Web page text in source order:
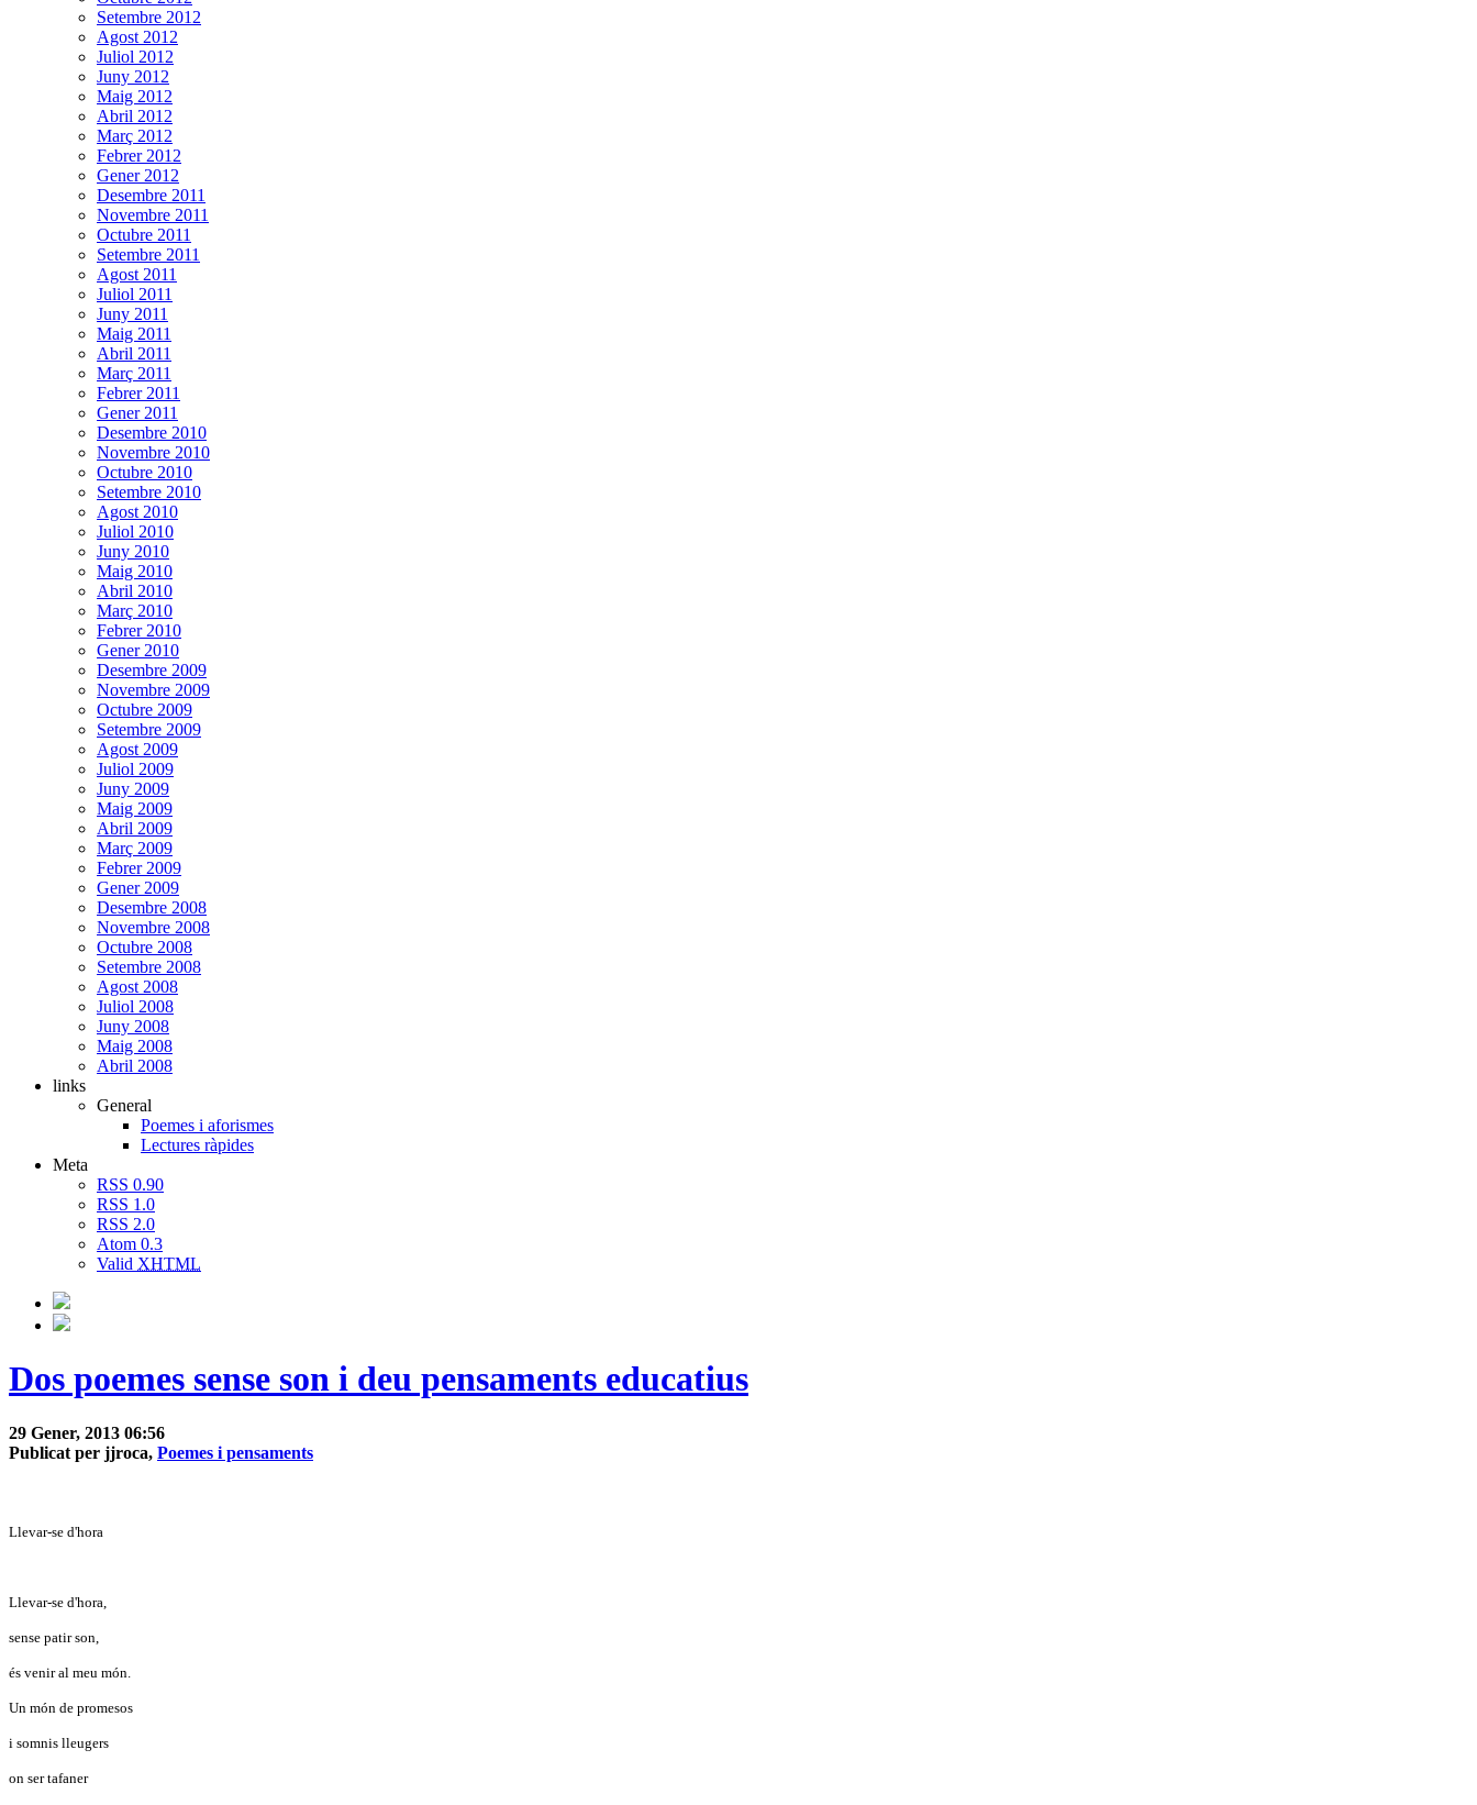
Setembre 2012
Agost 2012
Juliol 2012
Juny 2012
Maig 2012
Abril 2012
Març 2012
Febrer 2012
Gener 2012
Desembre 2011
Novembre 2011
Octubre 2011
Setembre 2011
Agost 2011
Juliol 2011
Juny 2011
Maig 2011
Abril 2011
Març 2011
Febrer 2011
Gener 2011
Desembre 2010
Novembre 2010
Octubre 2010
Setembre 2010
Agost 2010
Juliol 2010
Juny 2010
Maig 2010
Abril 2010
Març 2010
Febrer 2010
Gener 2010
Desembre 2009
Novembre 2009
Octubre 2009
Setembre 2009
Agost 2009
Juliol 2009
Juny 2009
Maig 2009
Abril 2009
Març 2009
Febrer 2009
Gener 2009
Desembre 2008
Novembre 2008
Octubre 2008
Setembre 2008
Agost 2008
Juliol 2008
Juny 2008
Maig 2008
Abril 2008
links
General
Poemes i aforismes
Lectures ràpides
Meta
RSS 0.90
RSS 1.0
RSS 2.0
Atom 0.3
Valid XHTML
Dos poemes sense son i deu pensaments educatius
29 Gener, 2013 06:56
Publicat per jjroca, Poemes i pensaments
Llevar-se d'hora
Llevar-se d'hora,
sense patir son,
és venir al meu món.
Un món de promesos
i somnis lleugers
on ser tafaner